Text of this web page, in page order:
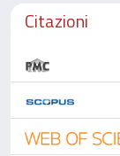
Citazioni